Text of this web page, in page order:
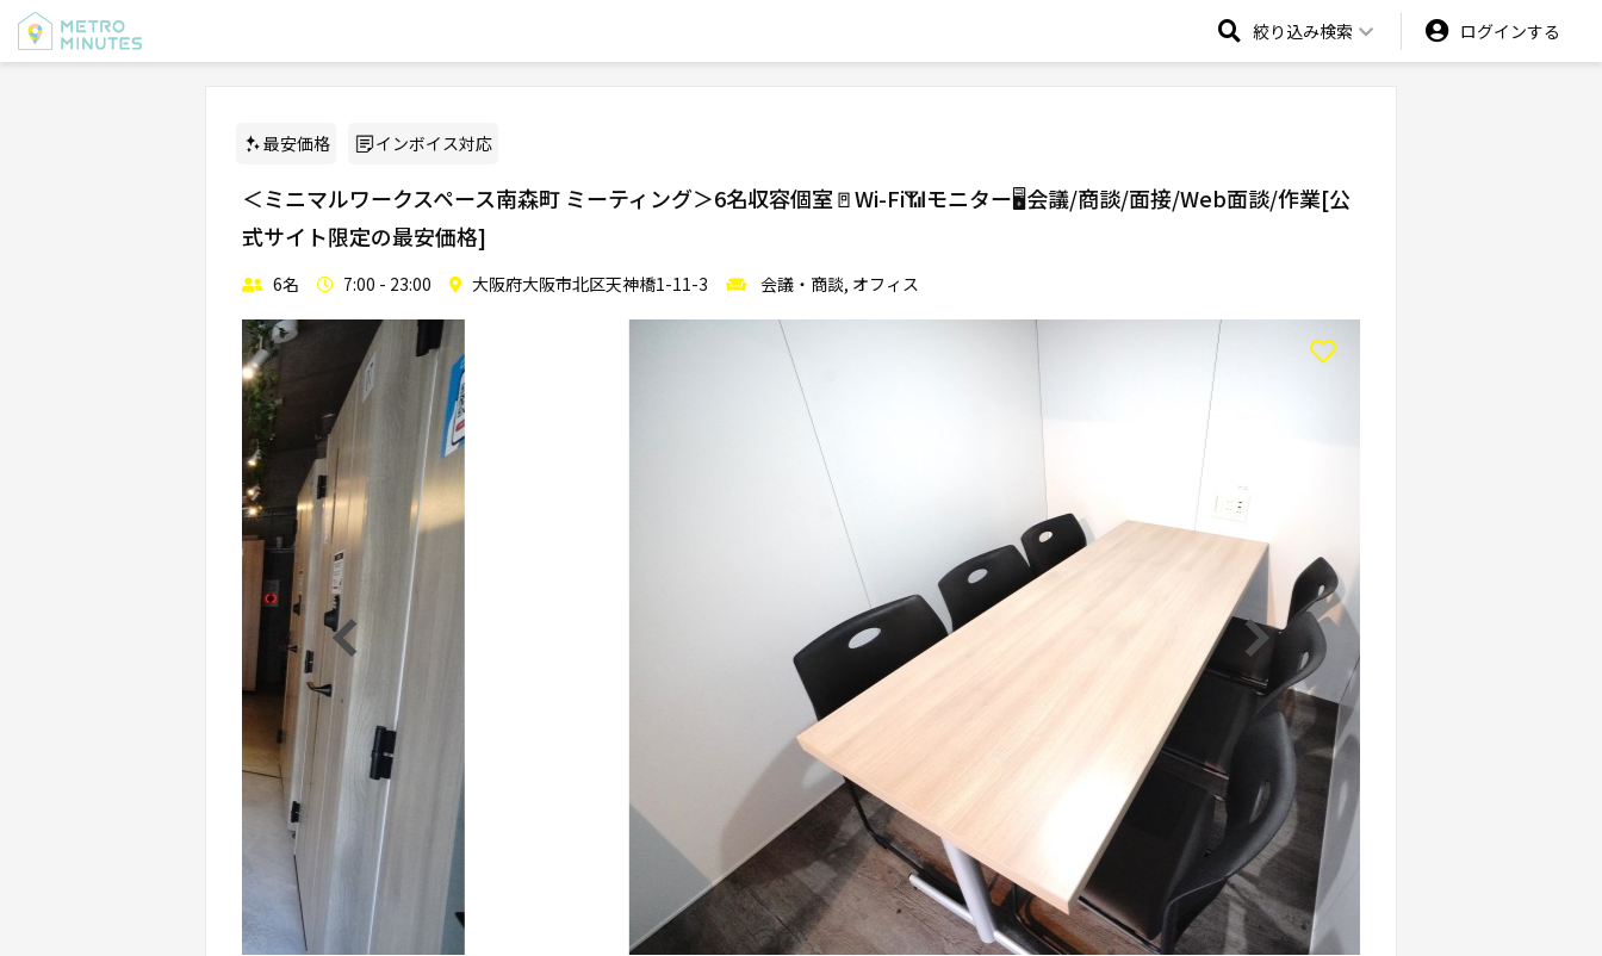
絞り込み検索 ログインする
最安価格 インボイス対応
＜ミニマルワークスペース南森町 ミーティング＞6名収容個室🚪Wi-Fi📶モニター🖥️会議/商談/面接/Web面談/作業[公
式サイト限定の最安価格]
6名 7:00 - 23:00 大阪府大阪市北区天神橋1-11-3 会議・商談, オフィス